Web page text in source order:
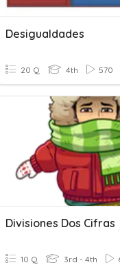
Desigualdades
20 Q 4th 570
Divisiones Dos Cifras
10 Q 3rd - 4th